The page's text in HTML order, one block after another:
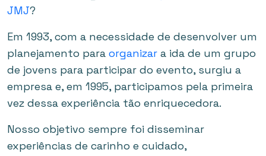
JMJ?
Em 1993, com a necessidade de desenvolver um
planejamento para organizar a ida de um grupo
de jovens para participar do evento, surgiu a
empresa e, em 1995, participamos pela primeira
vez dessa experiência tão enriquecedora.
Nosso objetivo sempre foi disseminar
experiências de carinho e cuidado,